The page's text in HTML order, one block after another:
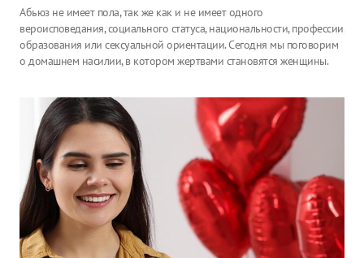
Абьюз не имеет пола, так же как и не имеет одного
вероисповедания, социального статуса, национальности, профессии,
образования или сексуальной ориентации. Сегодня мы поговорим
о домашнем насилии, в котором жертвами становятся женщины.